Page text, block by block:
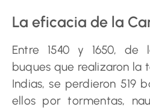
La eficacia de la
Entre 1540 y 1650, de
buques que realizaron la
Indias, se perdieron 519
ellos por tormentas,